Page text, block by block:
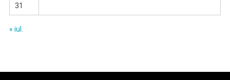
31
« iul.